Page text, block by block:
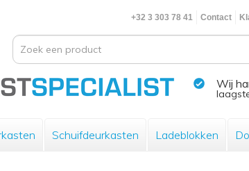
+32 3 303 78 41 Contact
Wij
Schuifdeurkasten Ladeblokken